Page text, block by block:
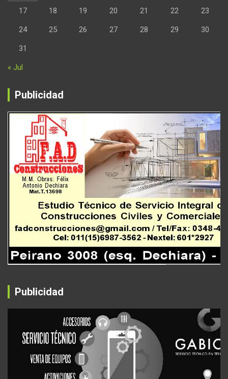
17 18 19 20 21 22 23
24 25 26 27 28 29 30
31
« Jul
Publicidad
Publicidad